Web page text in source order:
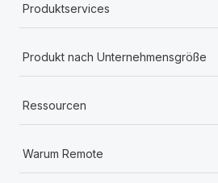
Produktservices
Produkt nach Unternehmensgröße
Ressourcen
Warum Remote